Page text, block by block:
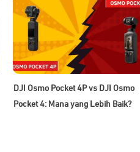
DJI Osmo Pocket 4P vs DJI Osmo
Pocket 4: Mana yang Lebih Baik?